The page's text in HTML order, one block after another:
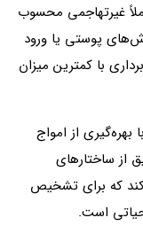
غیرتهاجمی محسوب
پوستی یا ورود
با کمترین میزان
از امواج
از ساختارهای
که برای تشخیص
است.